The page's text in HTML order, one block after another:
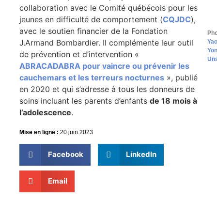
collaboration avec le Comité québécois pour les
jeunes en difficulté de comportement (CQJDC),
avec le soutien financier de la Fondation
J.Armand Bombardier. Il complémente leur outil
de prévention et d’intervention «
ABRACADABRA pour vaincre ou prévenir les
cauchemars et les terreurs nocturnes », publié
en 2020 et qui s’adresse à tous les donneurs de
soins incluant les parents d’enfants de 18 mois à
l’adolescence.
Mise en ligne : 20 juin 2023
Facebook LinkedIn
Email